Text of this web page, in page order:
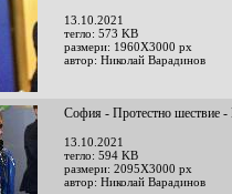
13.10.2021
тегло: 573 KB
размери: 1960X3000 px
автор: Николай Варадинов
София - Протестно шествие
13.10.2021
тегло: 594 KB
размери: 2095X3000 px
автор: Николай Варадинов